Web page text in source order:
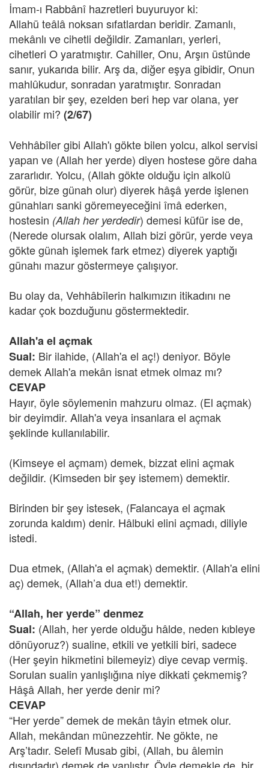
İmam-ı Rabbânî hazretleri buyuruyor ki:
Allahü teâlâ noksan sıfatlardan beridir. Zamanlı,
mekânlı ve cihetli değildir. Zamanları, yerleri,
cihetleri O yaratmıştır. Cahiller, Onu, Arşın üstünde
sanır, yukarıda bilir. Arş da, diğer eşya gibidir, Onun
mahlûkudur, sonradan yaratmıştır. Sonradan
yaratılan bir şey, ezelden beri hep var olana, yer
olabilir mi? (2/67)
Vehhâbîler gibi Allah'ı gökte bilen yolcu, alkol servisi
yapan ve (Allah her yerde) diyen hostese göre daha
zararlıdır. Yolcu, (Allah gökte olduğu için alkolü
görür, bize günah olur) diyerek hâşâ yerde işlenen
günahları sanki göremeyeceğini îmâ ederken,
hostesin (Allah her yerdedir) demesi küfür ise de,
(Nerede olursak olalım, Allah bizi görür, yerde veya
gökte günah işlemek fark etmez) diyerek yaptığı
günahı mazur göstermeye çalışıyor.
Bu olay da, Vehhâbîlerin halkımızın itikadını ne
kadar çok bozduğunu göstermektedir.
Allah'a el açmak
Sual: Bir ilahide, (Allah'a el aç!) deniyor. Böyle
demek Allah'a mekân isnat etmek olmaz mı?
CEVAP
Hayır, öyle söylemenin mahzuru olmaz. (El açmak)
bir deyimdir. Allah'a veya insanlara el açmak
şeklinde kullanılabilir.
(Kimseye el açmam) demek, bizzat elini açmak
değildir. (Kimseden bir şey istemem) demektir.
Birinden bir şey istesek, (Falancaya el açmak
zorunda kaldım) denir. Hâlbuki elini açmadı, diliyle
istedi.
Dua etmek, (Allah'a el açmak) demektir. (Allah'a elini
aç) demek, (Allah’a dua et!) demektir.
“Allah, her yerde” denmez
Sual: (Allah, her yerde olduğu hâlde, neden kıbleye
dönüyoruz?) sualine, etkili ve yetkili biri, sadece
(Her şeyin hikmetini bilemeyiz) diye cevap vermiş.
Sorulan sualin yanlışlığına niye dikkati çekmemiş?
Hâşâ Allah, her yerde denir mi?
CEVAP
“Her yerde” demek de mekân tâyin etmek olur.
Allah, mekândan münezzehtir. Ne gökte, ne
Arş’tadır. Selefî Musab gibi, (Allah, bu âlemin